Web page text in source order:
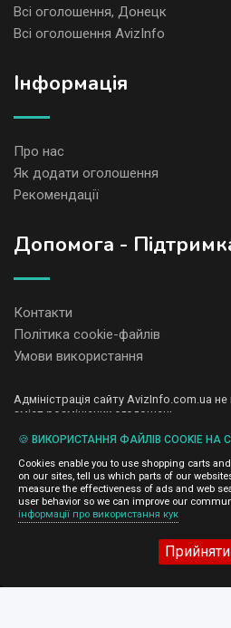
Всі оголошення, Донецк
Всі оголошення AvizInfo
Iнформація
Про нас
Як додати оголошення
Рекомендації
Допомога -
Контакти
Політика cookie-файлів
Умови використання
Адміністрація сайту AvizInfo.com.ua не
зміст розміщених оголошень.
і не продаємо особисту інформацію
AvizInfo.com.ua третім особам. Ми не
конфіденційності сайтів на які
деяких сторінках нашого сайту
Adsense Advertising Network. Щоб
правила конфіденційності Google
🍪 ВИКОРИСТАННЯ ФАЙЛІВ COOKIE НА
Cookies enable you to use shopping carts
on our sites, tell us which parts of our
measure the effectiveness of ads and web
user behavior so we can improve our
інформації про використання кук
Прийняти